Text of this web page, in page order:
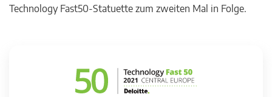
Technology Fast50-Statuette zum zweiten Mal in Folge.